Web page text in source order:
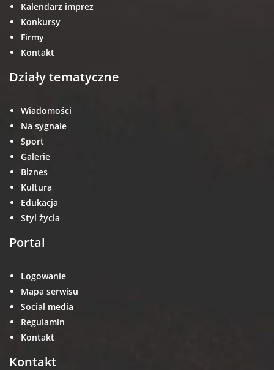
Kalendarz imprez
Konkursy
Firmy
Kontakt
Działy tematyczne
Wiadomości
Na sygnale
Sport
Galerie
Biznes
Kultura
Edukacja
Styl życia
Portal
Logowanie
Mapa serwisu
Social media
Regulamin
Kontakt
Kontakt